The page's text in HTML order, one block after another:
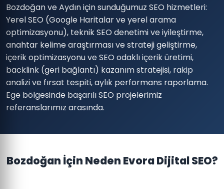
Bozdoğan ve Aydın için sunduğumuz SEO hizmetleri:
Yerel SEO (Google Haritalar ve yerel arama
optimizasyonu), teknik SEO denetimi ve iyileştirme,
anahtar kelime araştırması ve strateji geliştirme,
içerik optimizasyonu ve SEO odaklı içerik üretimi,
backlink (geri bağlantı) kazanım stratejisi, rakip
analizi ve fırsat tespiti, aylık performans raporlama.
Ege bölgesinde başarılı SEO projelerimiz
referanslarımız arasında.
Bozdoğan İçin Neden Evora Dijital SEO?